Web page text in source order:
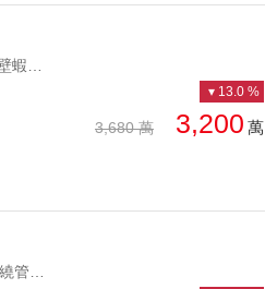
3,680 萬 3,200 萬
13.0 %